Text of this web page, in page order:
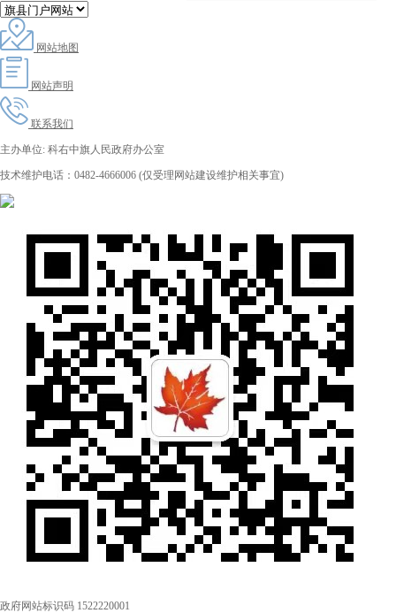
网站地图
网站声明
联系我们
主办单位: 科右中旗人民政府办公室
技术维护电话：0482-4666006 (仅受理网站建设维护相关事宜)
政府网站标识码 1522220001